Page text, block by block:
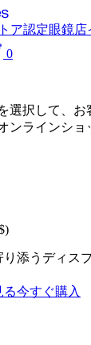
ア認定眼鏡店
0
選択して、
ンラインショ
り添うディス
る今すぐ購入